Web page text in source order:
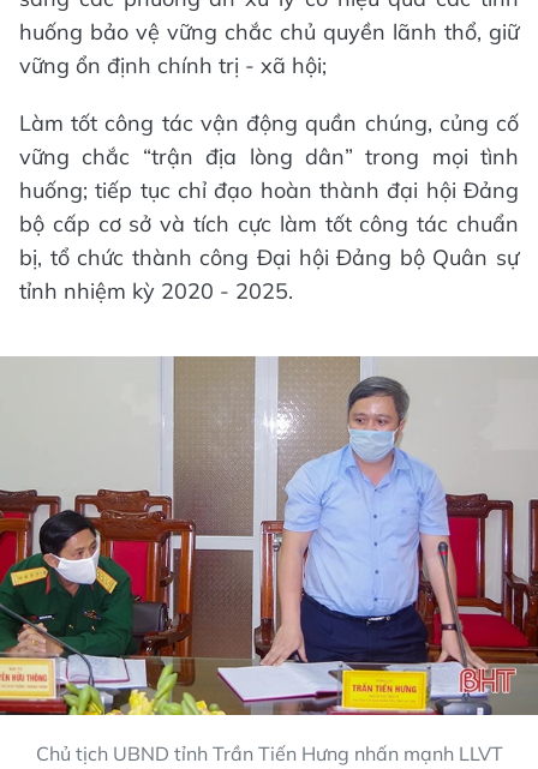
huống bảo vệ vững chắc chủ quyền lãnh thổ, giữ
vững ổn định chính trị - xã hội;
Làm tốt công tác vận động quần chúng, củng cố
vững chắc “trận địa lòng dân” trong mọi tình
huống; tiếp tục chỉ đạo hoàn thành đại hội Đảng
bộ cấp cơ sở và tích cực làm tốt công tác chuẩn
bị, tổ chức thành công Đại hội Đảng bộ Quân sự
tỉnh nhiệm kỳ 2020 - 2025.
Chủ tịch UBND tỉnh Trần Tiến Hưng nhấn mạnh LLVT